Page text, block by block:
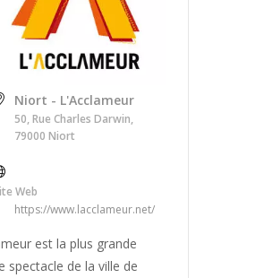
Niort - L'Acclameur
50, Rue Charles Darwin,
79000 Niort
Web
https://www.lacclameur.net/
est la plus grande
spectacle de la ville de